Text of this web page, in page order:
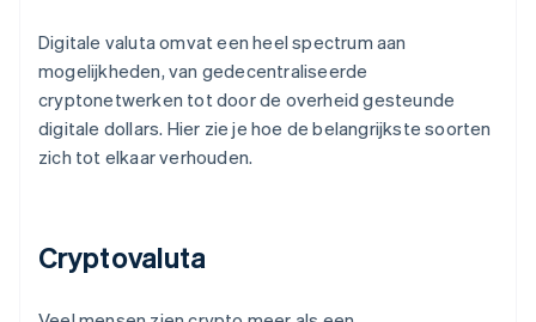
Digitale valuta omvat een heel spectrum aan
mogelijkheden, van gedecentraliseerde
cryptonetwerken tot door de overheid gesteunde
digitale dollars. Hier zie je hoe de belangrijkste soorten
zich tot elkaar verhouden.
Cryptovaluta